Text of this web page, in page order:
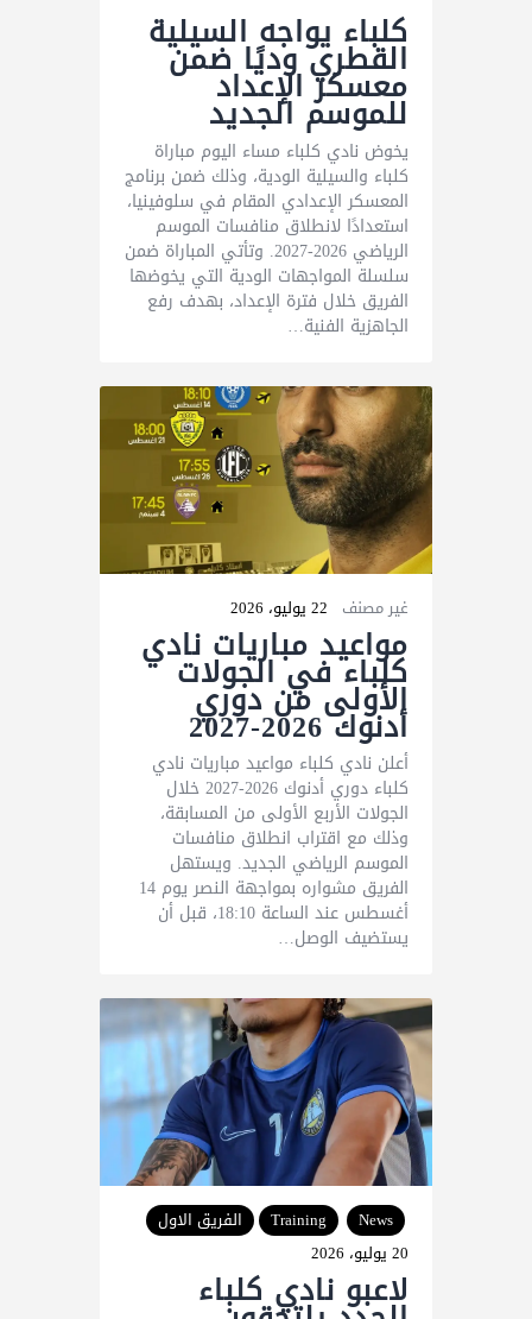
كلباء يواجه السيلية
القطري وديًا ضمن
معسكر الإعداد
للموسم الجديد
يخوض نادي كلباء مساء اليوم مباراة
كلباء والسيلية الودية، وذلك ضمن برنامج
المعسكر الإعدادي المقام في سلوفينيا،
استعدادًا لانطلاق منافسات الموسم
الرياضي 2026-2027. وتأتي المباراة ضمن
سلسلة المواجهات الودية التي يخوضها
الفريق خلال فترة الإعداد، بهدف رفع
الجاهزية الفنية…
غير مصنف 22 يوليو، 2026
مواعيد مباريات نادي
كلباء في الجولات
الأولى من دوري
أدنوك 2026-2027
أعلن نادي كلباء مواعيد مباريات نادي
كلباء دوري أدنوك 2026-2027 خلال
الجولات الأربع الأولى من المسابقة،
وذلك مع اقتراب انطلاق منافسات
الموسم الرياضي الجديد. ويستهل
الفريق مشواره بمواجهة النصر يوم 14
أغسطس عند الساعة 18:10، قبل أن
يستضيف الوصل…
News
Training
الفريق الاول
20 يوليو، 2026
لاعبو نادي كلباء